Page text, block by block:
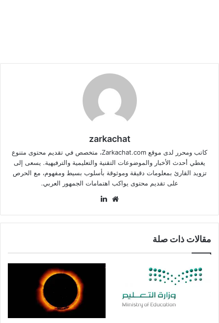
zarkachat
كاتب ومحرر لدى موقع Zarkachat.com، متخصص في تقديم محتوى متنوع
يغطي أحدث الأخبار والموضوعات التقنية والتعليمية والترفيهية. يسعى إلى
تزويد القارئ بمعلومات دقيقة وموثوقة بأسلوب بسيط ومفهوم، مع الحرص
على تقديم محتوى يواكب اهتمامات الجمهور العربي.
موقع
مقالات ذات صلة